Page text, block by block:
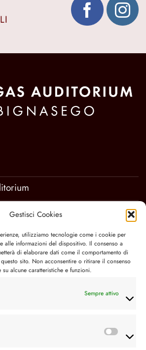
Gestisci Cookies
utilizziamo tecnologie come i cookie per
alle informazioni del dispositivo. Il consenso a
di elaborare dati come il comportamento di
sito. Non acconsentire o ritirare il consenso
alcune caratteristiche e funzioni.
Sempre attivo
biglietti